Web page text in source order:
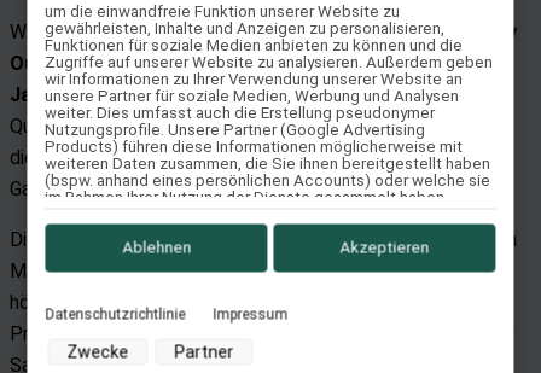
Way Out West gewährt aufOSMO Englischsättelund
Way
Out West Westernsättelab sofort eine Garantie von30
Jahren. Dieser Schritt dokumentiert nicht nur den hohen
Qualitätsstandard der Way Out West und OSMO Sättel. Für
die glücklichen Besitzer der Sättel stellt diese
Garantiezusage eine enorme Sicherheit dar.
Diese Garantiezusage ist möglich, weil bei den verwendeten
Materialien (Bäume, Leder, Metall und Kunststoffteile) auf
höchste Qualität geachtet wird. Außerdem wird in jeder
Produktionsstufe und natürlich am Ende der Fertigung jeder
Sattel genauestens kontrolliert. So ist diese
um die einwandfreie Funktion unserer Website zu
gewährleisten, Inhalte und Anzeigen zu personalisieren,
Funktionen für soziale Medien anbieten zu können und die
Zugriffe auf unserer Website zu analysieren. Außerdem geben
wir Informationen zu Ihrer Verwendung unserer Website an
unsere Partner für soziale Medien, Werbung und Analysen
weiter. Dies umfasst auch die Erstellung pseudonymer
Nutzungsprofile. Unsere Partner (Google Advertising
Products) führen diese Informationen möglicherweise mit
weiteren Daten zusammen, die Sie ihnen bereitgestellt haben
(bspw. anhand eines persönlichen Accounts) oder welche sie
im Rahmen Ihrer Nutzung der Dienste gesammelt haben
Nutzung von Cookies und Pixeln können Sie jederzeit
widerrufen, indem Sie auf den Datenschutz-Button links unten
Zwecke der Datenverarbeitung durch unsere Partner:
Datenschutzrichtlinie Impressum
Zwecke Partner
Ablehnen Akzeptieren